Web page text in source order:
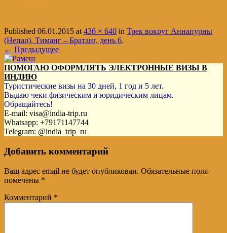
Published 06.01.2015 at436 × 640 in Трек вокруг Аннапурны
(Непал), Тиманг – Братанг, день 6.
← Предыдущее
ПОМОГАЮ ОФОРМЛЯТЬ ЭЛЕКТРОННЫЕ ВИЗЫ В
ИНДИЮ
Туристические визы на 30 дней, 1 год и 5 лет.
Выдаю чеки физическим и юридическим лицам.
Обращайтесь!
E-mail: visa@india-trip.ru
Whatsapp: +79171147744
Telegram: @india_trip_ru
Добавить комментарий
Ваш адрес email не будет опубликован. Обязательные поля
помечены *
Комментарий *